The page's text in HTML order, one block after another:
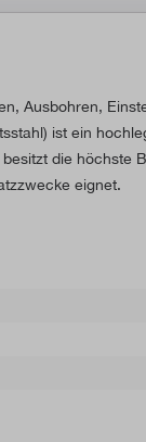
Ausbohren,
ist ein
die höchste
eignet.